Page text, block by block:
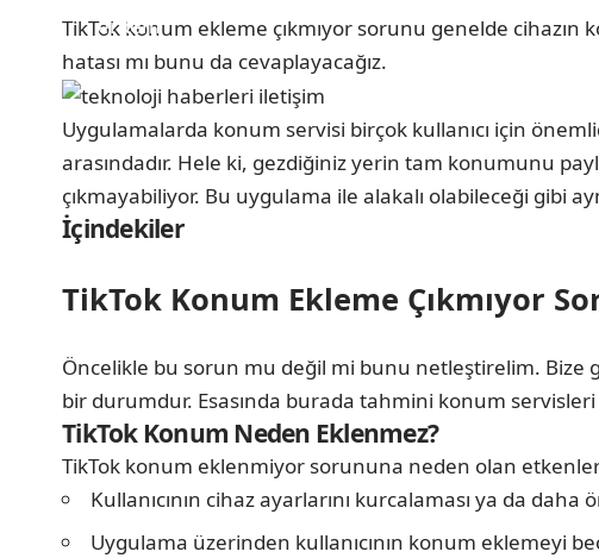
TikTok konum ekleme çıkmıyor sorunu genelde cihazın
hatası mı bunu da cevaplayacağız.
Uygulamalarda konum servisi birçok kullanıcı için
arasındadır. Hele ki, gezdiğiniz yerin tam konumunu
çıkmayabiliyor. Bu uygulama ile alakalı olabileceği gibi
İçindekiler
TikTok Konum Ekleme Çıkmıyor
Öncelikle bu sorun mu değil mi bunu netleştirelim. Bize
bir durumdur. Esasında burada tahmini konum servisleri
TikTok Konum Neden Eklenmez?
TikTok konum eklenmiyor sorununa neden olan
Kullanıcının cihaz ayarlarını kurcalaması ya da
Uygulama üzerinden kullanıcının konum eklemeyi